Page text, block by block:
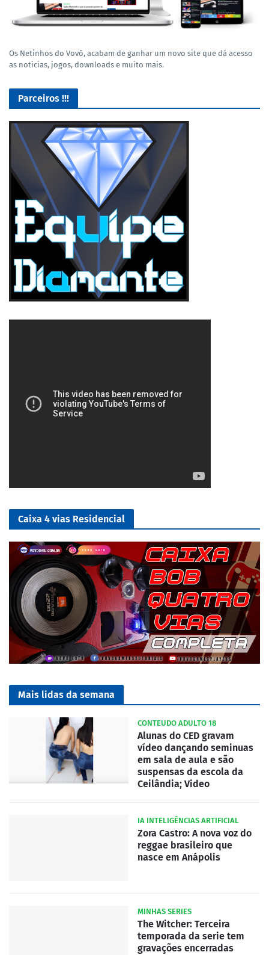
Os Netinhos do Vovô, acabam de ganhar um novo site que dá acesso
as noticias, jogos, downloads e muito mais.
Parceiros !!!
Lives de Gameplay no Facebook Gaming e muito mais
Caixa 4 vias Residencial
Mais lidas da semana
CONTEUDO ADULTO 18
Alunas do CED gravam
vídeo dançando seminuas
em sala de aula e são
suspensas da escola da
Ceilândia; Video
IA INTELIGÊNCIAS ARTIFICIAL
Zora Castro: A nova voz do
reggae brasileiro que
nasce em Anápolis
MINHAS SERIES
The Witcher: Terceira
temporada da serie tem
gravações encerradas